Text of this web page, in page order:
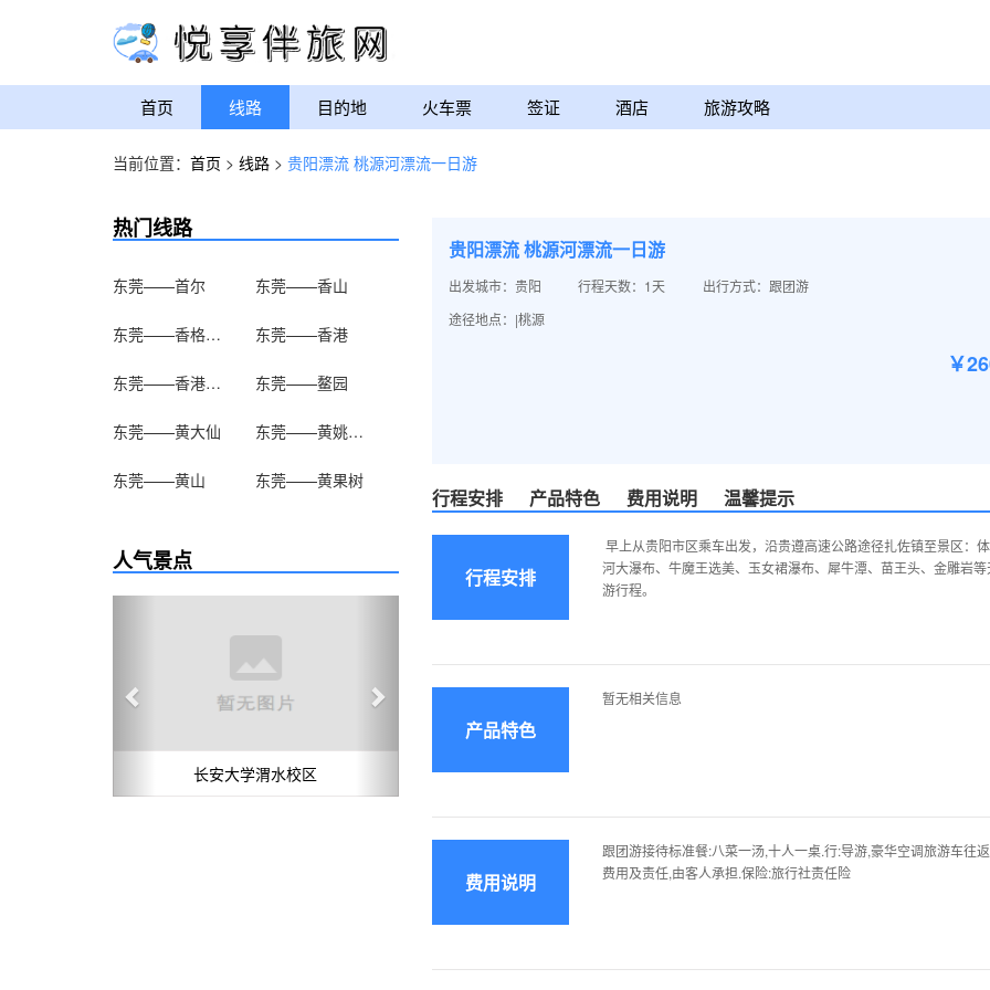
首页 线路 目的地 火车票 签证 酒店 旅游攻略
当前位置： 首页 > 线路 > 贵阳漂流 桃源河漂流一日游
热门线路
东莞——首尔 东莞——香山
东莞——香格里拉 东莞——香港
东莞——香港迪士尼乐园 东莞——鳌园
东莞——黄大仙 东莞——黄姚古镇
东莞——黄山 东莞——黄果树
人气景点
长安大学渭水校区
贵阳漂流 桃源河漂流一日游
出发城市：贵阳 行程天数：1天
出行方式：跟团游
途径地点：|桃源
￥
行程安排 产品特色 费用说明 温馨提示
行程安排
早上从贵阳市区乘车出发，沿贵遵高速公路途径扎佐镇至景区：
河大瀑布、牛魔王选美、玉女裙瀑布、犀牛潭、苗王头、金雕岩
游行程。
产品特色
暂无相关信息
费用说明
跟团游接待标准餐:八菜一汤,十人一桌.行:导游,豪华空调旅游车往
费用及责任,由客人承担.保险:旅行社责任险